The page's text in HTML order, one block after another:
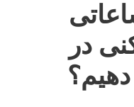
در